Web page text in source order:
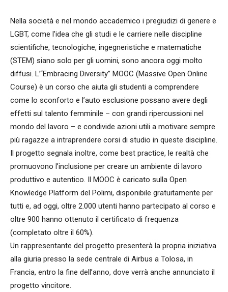
Nella società e nel mondo accademico i pregiudizi di genere e
LGBT, come l’idea che gli studi e le carriere nelle discipline
scientifiche, tecnologiche, ingegneristiche e matematiche
(STEM) siano solo per gli uomini, sono ancora oggi molto
diffusi. L’“Embracing Diversity” MOOC (Massive Open Online
Course) è un corso che aiuta gli studenti a comprendere
come lo sconforto e l’auto esclusione possano avere degli
effetti sul talento femminile – con grandi ripercussioni nel
mondo del lavoro – e condivide azioni utili a motivare sempre
più ragazze a intraprendere corsi di studio in queste discipline.
Il progetto segnala inoltre, come best practice, le realtà che
promuovono l’inclusione per creare un ambiente di lavoro
produttivo e autentico. Il MOOC è caricato sulla Open
Knowledge Platform del Polimi, disponibile gratuitamente per
tutti e, ad oggi, oltre 2.000 utenti hanno partecipato al corso e
oltre 900 hanno ottenuto il certificato di frequenza
(completato oltre il 60%).
Un rappresentante del progetto presenterà la propria iniziativa
alla giuria presso la sede centrale di Airbus a Tolosa, in
Francia, entro la fine dell’anno, dove verrà anche annunciato il
progetto vincitore.